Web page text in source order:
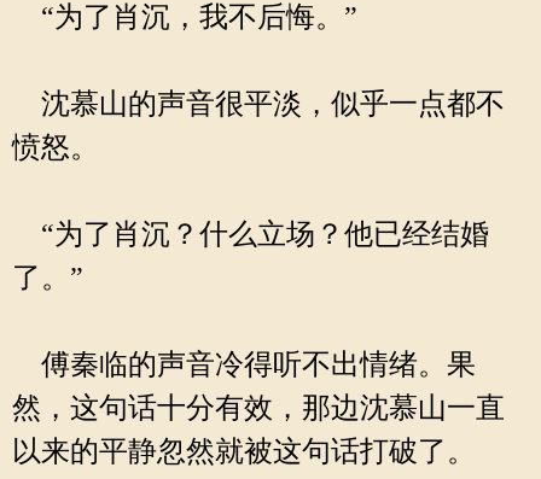
“为了肖沉，我不后悔。”
沈慕山的声音很平淡，似乎一点都不
愤怒。
“为了肖沉？什么立场？他已经结婚
了。”
傅秦临的声音冷得听不出情绪。果
然，这句话十分有效，那边沈慕山一直
以来的平静忽然就被这句话打破了。